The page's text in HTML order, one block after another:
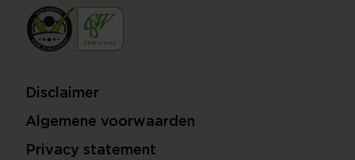
Disclaimer
Algemene voorwaarden
Privacy statement